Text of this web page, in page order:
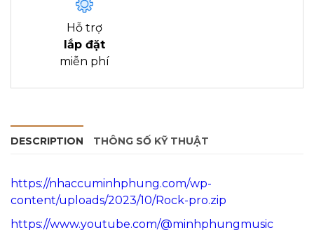
Hỗ trợ
lắp đặt
miễn phí
DESCRIPTION THÔNG SỐ KỸ THUẬT
https://nhaccuminhphung.com/wp-
content/uploads/2023/10/Rock-pro.zip
https://www.youtube.com/@minhphungmusic